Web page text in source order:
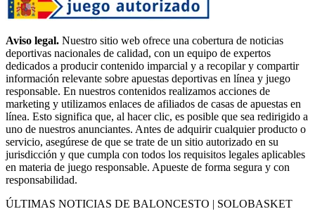
Aviso legal. Nuestro sitio web ofrece una cobertura de noticias
deportivas nacionales de calidad, con un equipo de expertos
dedicados a producir contenido imparcial y a recopilar y compartir
información relevante sobre apuestas deportivas en línea y juego
responsable. En nuestros contenidos realizamos acciones de
marketing y utilizamos enlaces de afiliados de casas de apuestas en
línea. Esto significa que, al hacer clic, es posible que sea redirigido a
uno de nuestros anunciantes. Antes de adquirir cualquier producto o
servicio, asegúrese de que se trate de un sitio autorizado en su
jurisdicción y que cumpla con todos los requisitos legales aplicables
en materia de juego responsable. Apueste de forma segura y con
responsabilidad.
ÚLTIMAS NOTICIAS DE BALONCESTO | SOLOBASKET